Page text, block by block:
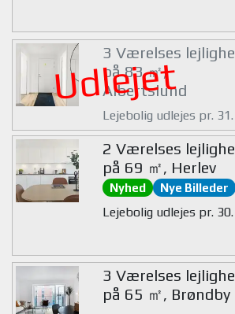
Udlejet
3 Værelses
på 83 ㎡,
Albertslund
Lejebolig udlejes pr.
2 Værelses
på 69 ㎡, Herlev
Nyhed Nye Billeder
Lejebolig udlejes pr.
3 Værelses
på 65 ㎡, Brøndby